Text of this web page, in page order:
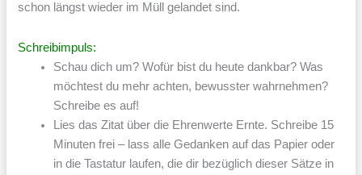
schon längst wieder im Müll gelandet sind.
Schreibimpuls:
Schau dich um? Wofür bist du heute dankbar? Was
möchtest du mehr achten, bewusster wahrnehmen?
Schreibe es auf!
Lies das Zitat über die Ehrenwerte Ernte. Schreibe 15
Minuten frei – lass alle Gedanken auf das Papier oder
in die Tastatur laufen, die dir bezüglich dieser Sätze in